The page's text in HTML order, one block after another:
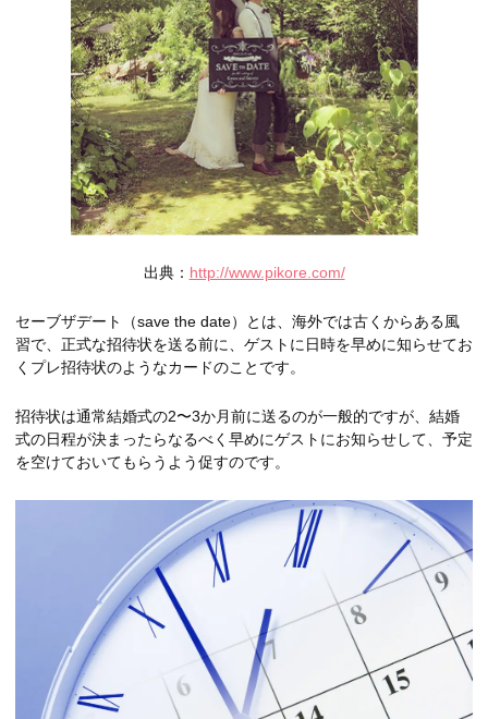
出典： http://www.pikore.com/
セーブザデート（save the date）とは、海外では古くからある風
習で、正式な招待状を送る前に、ゲストに日時を早めに知らせてお
くプレ招待状のようなカードのことです。
招待状は通常結婚式の2〜3か月前に送るのが一般的ですが、結婚
式の日程が決まったらなるべく早めにゲストにお知らせして、予定
を空けておいてもらうよう促すのです。